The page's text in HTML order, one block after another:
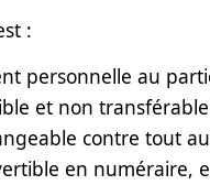
:
personnelle au
et non
contre tout
en numéraire,